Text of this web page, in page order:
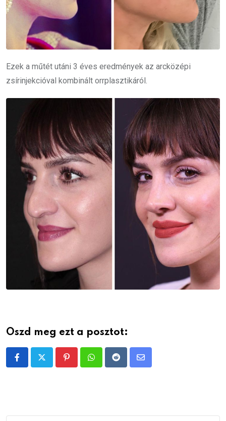
Ezek a műtét utáni 3 éves eredmények az arcközépi
zsírinjekcióval kombinált orrplasztikáról.
Oszd meg ezt a posztot:
PinterestWhatsappRedditShare